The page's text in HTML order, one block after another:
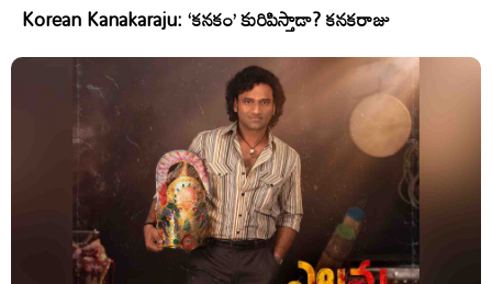
Korean Kanakaraju: ‘కనకం’ కురిపిస్తాడా? కనకరాజు